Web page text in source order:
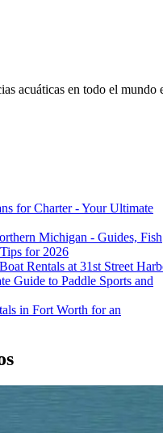
acuáticas en todo el mundo
for Charter - Your Ultimate
Michigan - Guides, Fish
for 2026
Rentals at 31st Street
Guide to Paddle Sports and
in Fort Worth for an